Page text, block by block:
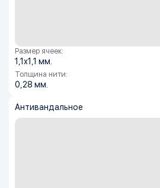
Размер ячеек:
1,1х1,1 мм.
Толщина нити:
0,28 мм.
Анти­вандальное